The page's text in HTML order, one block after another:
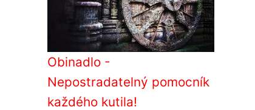
Obinadlo -
Nepostradatelný pomocník
každého kutila!